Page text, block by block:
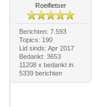
Roeifietser
Berichten: 7.593
Topics: 190
Lid sinds: Apr 2017
Bedankt: 3653
11208 x bedankt in
5339 berichten